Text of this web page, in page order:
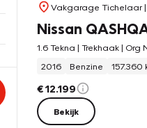
Vakgarage Tichelaar
Nissan
2016
Benzine 157.360
€ 12.199
Bekijk